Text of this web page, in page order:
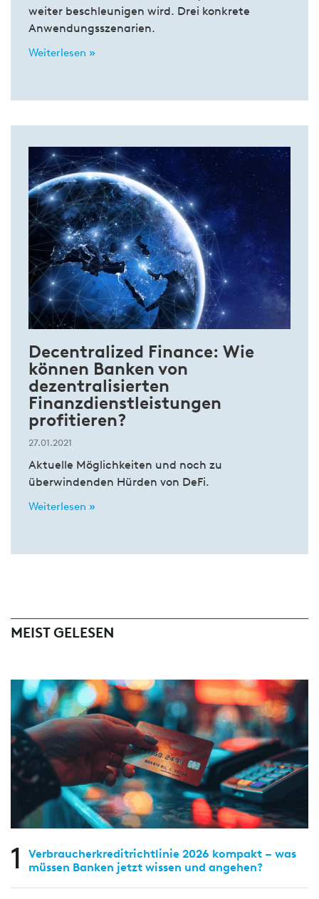
weiter beschleunigen wird. Drei konkrete
Anwendungsszenarien.
Weiterlesen »
Decentralized Finance: Wie
können Banken von
dezentralisierten
Finanzdienstleistungen
profitieren?
27.01.2021
Aktuelle Möglichkeiten und noch zu
überwindenden Hürden von DeFi.
Weiterlesen »
MEIST GELESEN
1
Verbraucherkreditrichtlinie 2026 kompakt – was
müssen Banken jetzt wissen und angehen?